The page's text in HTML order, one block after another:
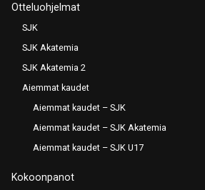
Otteluohjelmat
SJK
SJK Akatemia
SJK Akatemia 2
Aiemmat kaudet
Aiemmat kaudet – SJK
Aiemmat kaudet – SJK Akatemia
Aiemmat kaudet – SJK U17
Kokoonpanot